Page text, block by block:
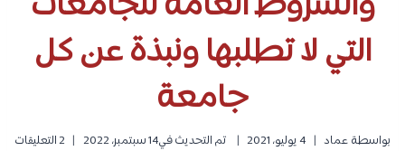
التي لا تطلبها ونبذة عن كل
جامعة
بواسطة عماد 4 يوليو، 2021 تم التحديث في14 سبتمبر، 2022 2 التعليقات